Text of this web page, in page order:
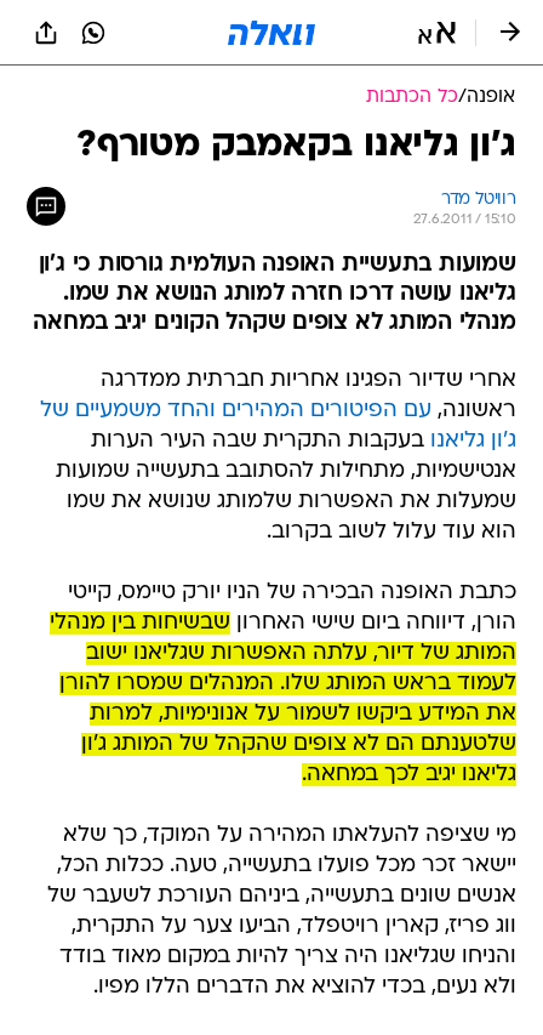
אופנה/כל הכתבות
ג'ון גליאנו בקאמבק מטורף?
רוויטל מדר
27.6.2011 / 15:10
שמועות בתעשיית האופנה העולמית גורסות כי ג'ון
גליאנו עושה דרכו חזרה למותג הנושא את שמו.
מנהלי המותג לא צופים שקהל הקונים יגיב במחאה
אחרי שדיור הפגינו אחריות חברתית ממדרגה
ראשונה, עם הפיטורים המהירים והחד משמעיים של
ג'ון גליאנו בעקבות התקרית שבה העיר הערות
אנטישמיות, מתחילות להסתובב בתעשייה שמועות
שמעלות את האפשרות שלמותג שנושא את שמו
הוא עוד עלול לשוב בקרוב.
כתבת האופנה הבכירה של הניו יורק טיימס, קייטי
הורן, דיווחה ביום שישי האחרון שבשיחות בין מנהלי
המותג של דיור, עלתה האפשרות שגליאנו ישוב
לעמוד בראש המותג שלו. המנהלים שמסרו להורן
את המידע ביקשו לשמור על אנונימיות, למרות
שלטענתם הם לא צופים שהקהל של המותג ג'ון
גליאנו יגיב לכך במחאה.
מי שציפה להעלאתו המהירה על המוקד, כך שלא
יישאר זכר מכל פועלו בתעשייה, טעה. ככלות הכל,
אנשים שונים בתעשייה, ביניהם העורכת לשעבר של
ווג פריז, קארין רויטפלד, הביעו צער על התקרית,
והניחו שגליאנו היה צריך להיות במקום מאוד בודד
ולא נעים, בכדי להוציא את הדברים הללו מפיו.